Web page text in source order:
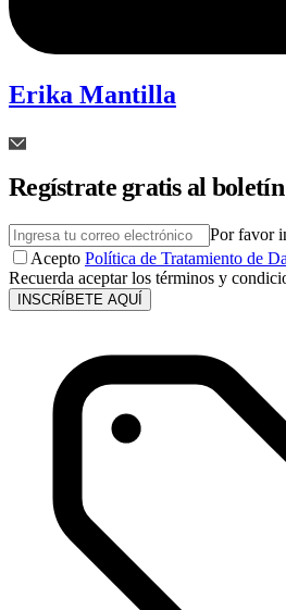
Erika Mantilla
Regístrate gratis al
Por favor
Acepto Política de Tratamiento de
Recuerda aceptar los términos y
INSCRÍBETE AQUÍ